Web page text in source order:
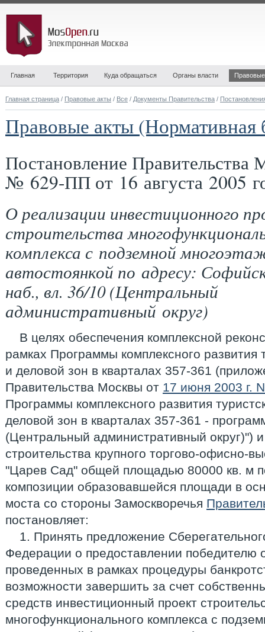
Главная Территория Куда обращаться Органы власти
Главная страница / Правовые акты / Все / Документы Правительства /
Правовые акты (Нормативная
Постановление Правительства
№ 629-ПП от 16 августа 2005
О реализации инвестиционного
строительства
комплекса с подземной
автостоянкой по адресу:
наб., вл. 36/10 (Центральный
административный округ)
В целях обеспечения комплексной
рамках Программы комплексного развития
и деловой зон в кварталах 357-361
Правительства Москвы от 17 июня 2003 г.
Программы комплексного развития
деловой зон в кварталах 357-361 -
(Центральный административный округ)")
строительства крупного торгово-офисно-
"Царев Сад" общей площадью 80000 кв. м
композиции образовавшейся площади в
моста со стороны Замоскворечья
постановляет:
1. Принять предложение
Федерации о предоставлении победителю
проведенных в рамках процедуры
возможности завершить за счет
средств инвестиционный проект
многофункционального комплекса с